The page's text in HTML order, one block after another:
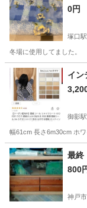
0円
塚口駅
冬場に使用してました。
兵庫 尼崎市 塚
イ
御影駅
幅61cm 長さ6m30cm ホ
兵庫 神戸市 御
最終
800
神戸市